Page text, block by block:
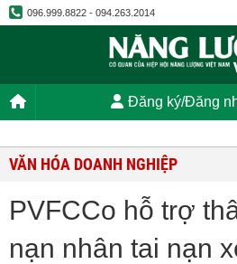
096.999.8822 - 094.263.2014
Đăng ký/Đăng
VĂN HÓA DOANH NGHIỆP
PVFCCo hỗ trợ
nạn nhân tai nạn